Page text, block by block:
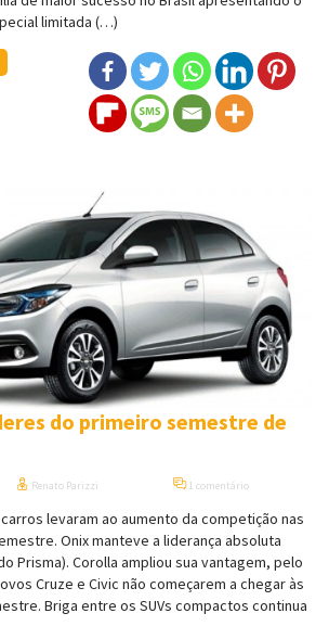
limitada (…)
do primeiro semestre de
Renato Parizzi 1 comentário
levaram ao aumento da competição nas
Onix manteve a liderança absoluta
Prisma). Corolla ampliou sua vantagem, pelo
Cruze e Civic não começarem a chegar às
Briga entre os SUVs compactos continua